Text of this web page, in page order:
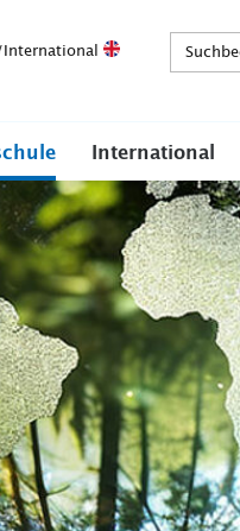
International